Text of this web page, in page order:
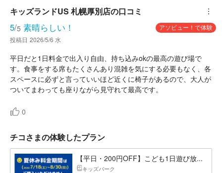
キッズランドUS 札幌厚別店の口コミ ︙
5/5 素晴らしい！
アソビュー！で体験
投稿日 2026/5/6 水
平日だと1日料金で出入り自由、持ち込みokの最高の遊び場で
す。食事をする席もたくさんあり混雑を気にする必要もなく、各
スペースに必ずと言っていいほど近くに椅子があるので、大人が
ついてまわっても座りながら見守れて最高です。
0
チコさまの体験したプラン
【平日・200円OFF】こども1日遊び放...
キッズパーク